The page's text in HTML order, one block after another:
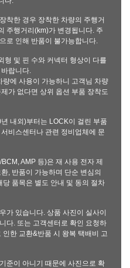
착한 경우 장착한 차량의 주행거
주행거리(km)가 변경됩니다. 주
로 인해 반품이 불가능합니다.
형 및 핀 수와 커넥터 형상이 다를
랍니다.
에 사용이 가능하니 고객님 차량
가 없다면 상위 옵션 부품 장착도
내외)부터는 LOCK이 걸린 부품
비스센터나 관련 정비업체에 문
AMP 등)은 재 사용 전자 제
, 반품이 가능하며 단순 변심의
품목은 별도 안내 및 동의 절차
가 있습니다. 상품 사진이 실사이
다. 또는 고객센터로 확인 요청하
한 교환&반품 시 왕복 택배비 고
준이 아니기 때문에 사진으로 확